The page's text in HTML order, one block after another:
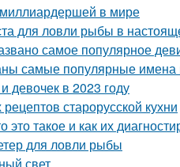
в мире
для ловли рыбы в
самое популярное
самые популярные имена
девочек в 2023 году
старорусской кухни
такое и как их
для ловли рыбы